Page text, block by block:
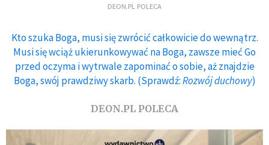
DEON.PL POLECA
Kto szuka Boga, musi się zwrócić całkowicie do wewnątrz.
Musi się wciąż ukierunkowywać na Boga, zawsze mieć Go
przed oczyma i wytrwale zapominać o sobie, aż znajdzie
Boga, swój prawdziwy skarb. (Sprawdź:Rozwój duchowy)
DEON.PL POLECA